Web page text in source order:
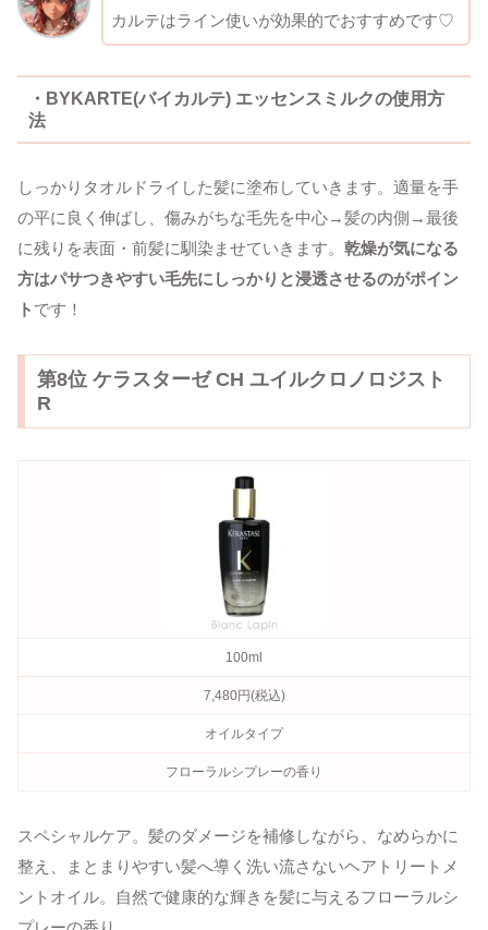
カルテはライン使いが効果的でおすすめです♡
・BYKARTE(バイカルテ) エッセンスミルクの使用方
法
しっかりタオルドライした髪に塗布していきます。適量を手
の平に良く伸ばし、傷みがちな毛先を中心→髪の内側→最後
に残りを表面・前髪に馴染ませていきます。 乾燥が気になる
方はパサつきやすい毛先にしっかりと浸透させるのがポイン
ト です！
第8位 ケラスターゼ CH ユイルクロノロジスト
R
100ml
7,480円(税込)
オイルタイプ
フローラルシプレーの香り
スペシャルケア。髪のダメージを補修しながら、なめらかに
整え、まとまりやすい髪へ導く洗い流さないヘアトリートメ
ントオイル。自然で健康的な輝きを髪に与えるフローラルシ